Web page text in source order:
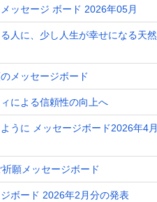
ッセージ ボード 2026年05月
人に、少し人生が幸せになる天然
メッセージボード
による信頼性の向上へ
うに メッセージボード2026年4月
願メッセージボード
ボード 2026年2月分の発表